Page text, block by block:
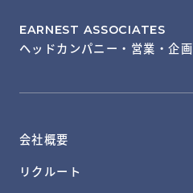
EARNEST ASSOCIATES
ヘッドカンパニー・営業・企画
会社概要
リクルート